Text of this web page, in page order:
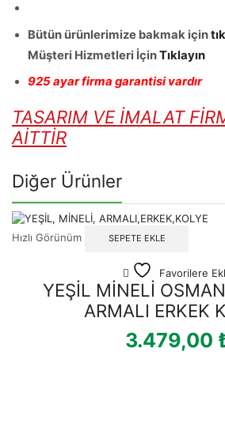
Bütün ürünlerimize bakmak için
Müşteri Hizmetleri İçinTıklayın
925 ayar firma garantisi vardır
TASARIM VE İMALAT
AİTTİR
Diğer Ürünler
Hızlı Görünüm SEPETE EKLE
Favorilere
YEŞİL MİNELİ
ARMALI ERKEK
3.479,00